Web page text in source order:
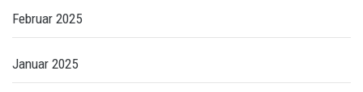
Februar 2025
Januar 2025